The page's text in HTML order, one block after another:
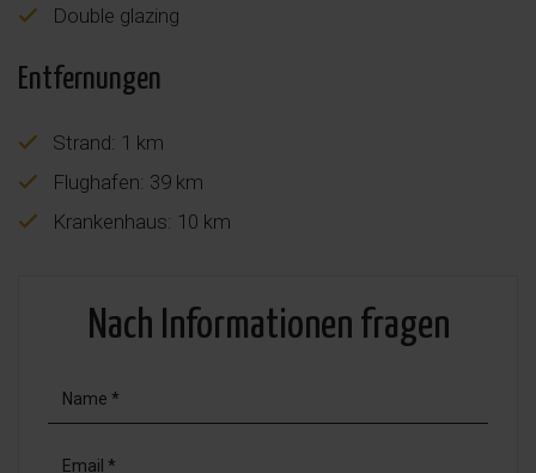
Double glazing
Entfernungen
Strand: 1 km
Flughafen: 39 km
Krankenhaus: 10 km
Nach Informationen fragen